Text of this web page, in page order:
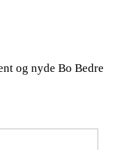
og nyde Bo Bedre